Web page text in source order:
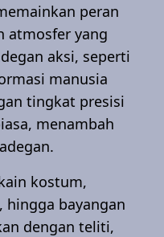
peran
atmosfer yang
aksi, seperti
manusia
tingkat presisi
menambah
kostum,
hingga bayangan
dengan teliti,